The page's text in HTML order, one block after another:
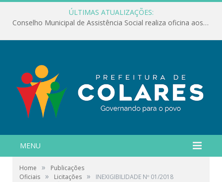
ÚLTIMAS ATUALIZAÇÕES:
Conselho Municipal de Assistência Social realiza oficina aos servidores
MENU
Home »
Publicações
Oficiais » Licitações »
INEXIGIBILIDADE Nº 01/2018